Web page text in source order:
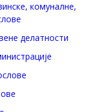
комуналне,
делатности